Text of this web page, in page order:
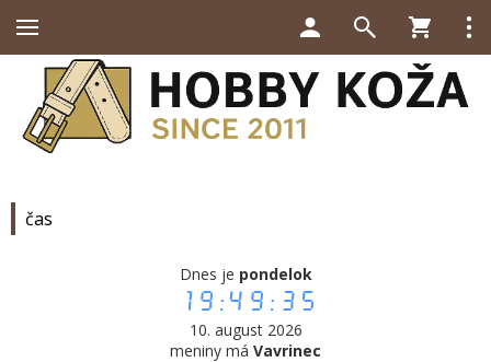
čas
Dnes je pondelok
19:49:36
10. august 2026
meniny má Vavrinec